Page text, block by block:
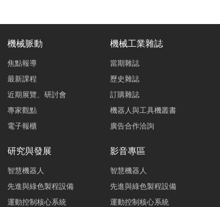
機械脈動
焦點報導
最新課程
近期展覽、研討會
專家觀點
電子報櫃
機械工業雜誌
當期雜誌
歷史雜誌
訂購雜誌
機器人與工具機叢書
廣告合作洽詢
研究與發展
智慧機器人
先進與綠色製程設備
運動控制核心系統
影音專區
智慧機器人
先進與綠色製程設備
運動控制核心系統